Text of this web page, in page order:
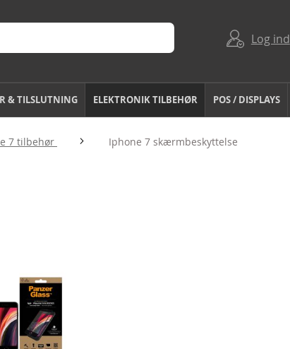
Log ind
& TILSLUTNING ELEKTRONIK TILBEHØR POS / DISPLAYS
7 tilbehør Iphone 7 skærmbeskyttelse